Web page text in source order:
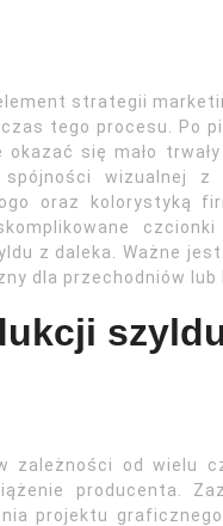
strategii
tego procesu. Po
się mało
wizualnej z
oraz kolorystyką
z daleka. Ważne
dla przechodniów lub
zależności od wielu
producenta.
projektu